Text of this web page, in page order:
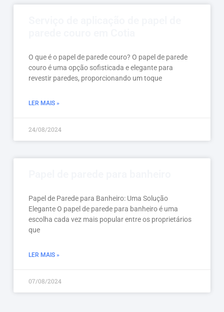
O que é o papel de parede couro? O papel de parede
couro é uma opção sofisticada e elegante para
revestir paredes, proporcionando um toque
LER MAIS »
24/08/2024
Papel de Parede para Banheiro: Uma Solução
Elegante O papel de parede para banheiro é uma
escolha cada vez mais popular entre os proprietários
que
LER MAIS »
07/08/2024